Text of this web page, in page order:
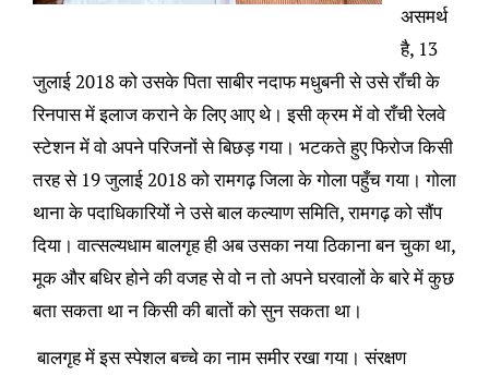
असमर्थ
है, 13
जुलाई 2018 को उसके पिता साबीर नदाफ मधुबनी से उसे राँची के
रिनपास में इलाज कराने के लिए आए थे। इसी क्रम में वो राँची रेलवे
स्टेशन में वो अपने परिजनों से बिछड़ गया। भटकते हुए फिरोज किसी
तरह से 19 जुलाई 2018 को रामगढ़ जिला के गोला पहुँच गया। गोला
थाना के पदाधिकारियों ने उसे बाल कल्याण समिति, रामगढ़ को सौंप
दिया। वात्सल्यधाम बालगृह ही अब उसका नया ठिकाना बन चुका था,
मूक और बधिर होने की वजह से वो न तो अपने घरवालों के बारे में कुछ
बता सकता था न किसी की बातों को सुन सकता था।
बालगृह में इस स्पेशल बच्चे का नाम समीर रखा गया। संरक्षण